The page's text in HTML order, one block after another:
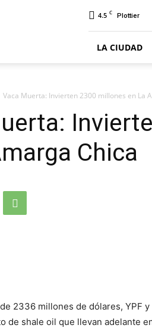
4.5 C Plottier
LA CIUDAD
Vaca Muerta: Invierten 2300 millones en La
Chica
2336 millones de dólares, YPF
de shale oil que llevan adelante